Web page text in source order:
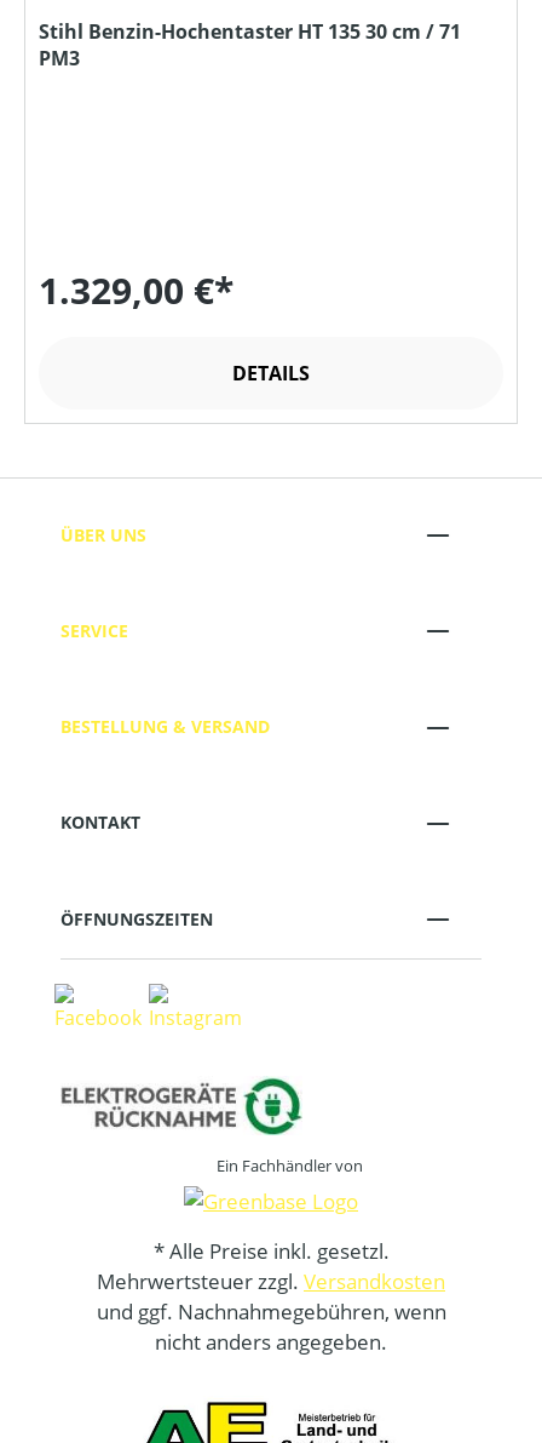
Stihl Benzin-Hochentaster HT 135 30 cm / 71
PM3
1.329,00 €*
DETAILS
ÜBER UNS
SERVICE
BESTELLUNG & VERSAND
KONTAKT
ÖFFNUNGSZEITEN
Ein Fachhändler von
* Alle Preise inkl. gesetzl.
Mehrwertsteuer zzgl. Versandkosten
und ggf. Nachnahmegebühren, wenn
nicht anders angegeben.